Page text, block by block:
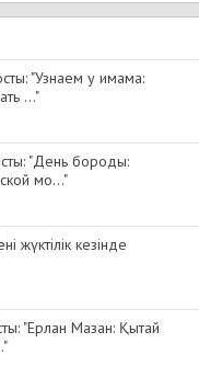
"Узнаем у имама:
..."
"День бороды:
мо..."
жүктілік кезінде
"Ерлан Мазан: Қытай